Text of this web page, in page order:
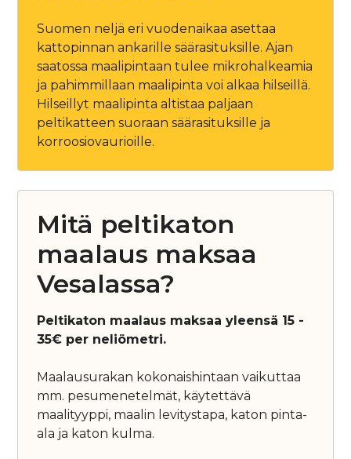
Suomen neljä eri vuodenaikaa asettaa
kattopinnan ankarille säärasituksille. Ajan
saatossa maalipintaan tulee mikrohalkeamia
ja pahimmillaan maalipinta voi alkaa hilseillä.
Hilseillyt maalipinta altistaa paljaan
peltikatteen suoraan säärasituksille ja
korroosiovaurioille.
Mitä peltikaton
maalaus maksaa
Vesalassa?
Peltikaton maalaus maksaa yleensä 15 -
35€ per neliömetri.
Maalausurakan kokonaishintaan vaikuttaa
mm. pesumenetelmät, käytettävä
maalityyppi, maalin levitystapa, katon pinta-
ala ja katon kulma.